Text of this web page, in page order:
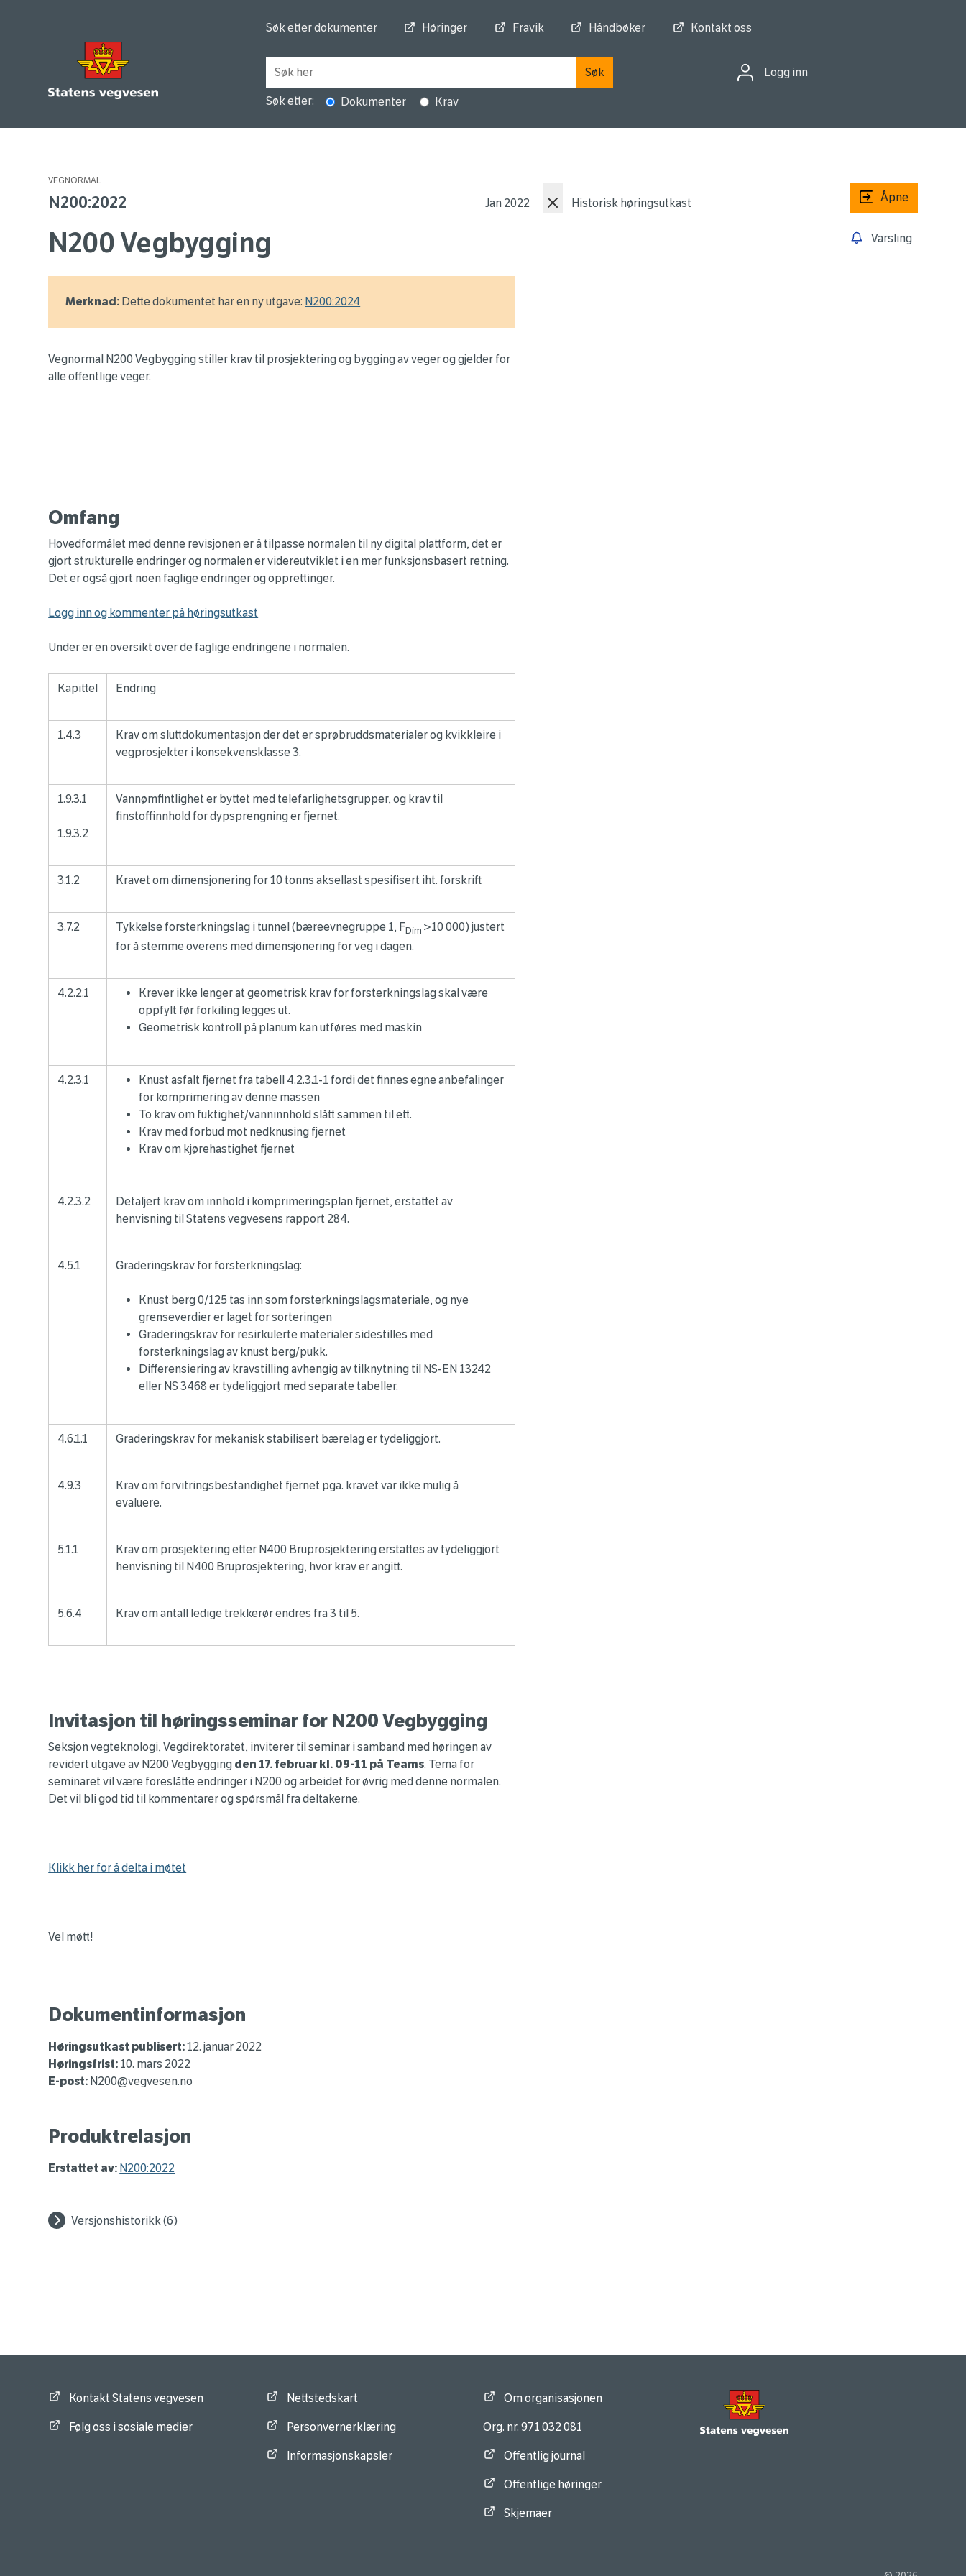
Søk etter dokumenter Høringer Fravik Håndbøker Kontakt oss
Søk
Søk etter: Dokumenter Krav
Logg inn
VEGNORMAL
N200:2022
N200 Vegbygging
Jan 2022 Historisk høringsutkast Åpne
Varsling
Merknad: Dette dokumentet har en ny utgave: N200:2024
Vegnormal N200 Vegbygging stiller krav til prosjektering og bygging av veger og gjelder for
alle offentlige veger.
Omfang
Hovedformålet med denne revisjonen er å tilpasse normalen til ny digital plattform, det er
gjort strukturelle endringer og normalen er videreutviklet i en mer funksjonsbasert retning.
Det er også gjort noen faglige endringer og opprettinger.
Logg inn og kommenter på høringsutkast
Under er en oversikt over de faglige endringene i normalen.
Kapittel Endring
1.4.3
Krav om sluttdokumentasjon der det er sprøbruddsmaterialer og kvikkleire i
vegprosjekter i konsekvensklasse 3.
1.9.3.1
1.9.3.2
Vannømfintlighet er byttet med telefarlighetsgrupper, og krav til
finstoffinnhold for dypsprengning er fjernet.
3.1.2 Kravet om dimensjonering for 10 tonns aksellast spesifisert iht. forskrift
3.7.2 Tykkelse forsterkningslag i tunnel (bæreevnegruppe 1, FDim >10 000) justert
for å stemme overens med dimensjonering for veg i dagen.
4.2.2.1
Krever ikke lenger at geometrisk krav for forsterkningslag skal være
oppfylt før forkiling legges ut.
Geometrisk kontroll på planum kan utføres med maskin
4.2.3.1
Knust asfalt fjernet fra tabell 4.2.3.1-1 fordi det finnes egne anbefalinger
for komprimering av denne massen
To krav om fuktighet/vanninnhold slått sammen til ett.
Krav med forbud mot nedknusing fjernet
Krav om kjørehastighet fjernet
4.2.3.2
Detaljert krav om innhold i komprimeringsplan fjernet, erstattet av
henvisning til Statens vegvesens rapport 284.
4.5.1 Graderingskrav for forsterkningslag:
Knust berg 0/125 tas inn som forsterkningslagsmateriale, og nye
grenseverdier er laget for sorteringen
Graderingskrav for resirkulerte materialer sidestilles med
forsterkningslag av knust berg/pukk.
Differensiering av kravstilling avhengig av tilknytning til NS-EN 13242
eller NS 3468 er tydeliggjort med separate tabeller.
4.6.1.1 Graderingskrav for mekanisk stabilisert bærelag er tydeliggjort.
4.9.3
Krav om forvitringsbestandighet fjernet pga. kravet var ikke mulig å
evaluere.
5.1.1
Krav om prosjektering etter N400 Bruprosjektering erstattes av tydeliggjort
henvisning til N400 Bruprosjektering, hvor krav er angitt.
5.6.4 Krav om antall ledige trekkerør endres fra 3 til 5.
Invitasjon til høringsseminar for N200 Vegbygging
Seksjon vegteknologi, Vegdirektoratet, inviterer til seminar i samband med høringen av
revidert utgave av N200 Vegbygging den 17. februar kl. 09-11 på Teams. Tema for
seminaret vil være foreslåtte endringer i N200 og arbeidet for øvrig med denne normalen.
Det vil bli god tid til kommentarer og spørsmål fra deltakerne.
Klikk her for å delta i møtet
Vel møtt!
Dokumentinformasjon
Høringsutkast publisert:12. januar 2022
Høringsfrist:10. mars 2022
E-post: N200@vegvesen.no
Produktrelasjon
Erstattet av: N200:2022
Versjonshistorikk (6)
Kontakt Statens vegvesen
Følg oss i sosiale medier
Nettstedskart
Personvernerklæring
Informasjonskapsler
Om organisasjonen
Org. nr. 971 032 081
Offentlig journal
Offentlige høringer
Skjemaer